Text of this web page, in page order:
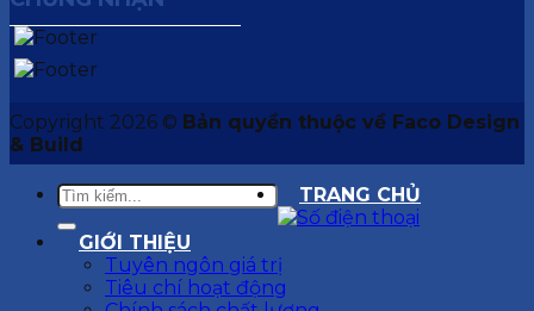
Copyright 2026 © Bản quyền thuộc về Faco Design
& Build
TRANG CHỦ
GIỚI THIỆU
Tuyên ngôn giá trị
Tiêu chí hoạt động